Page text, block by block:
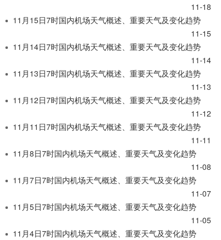
11-18
11月15日7时国内机场天气概述、重要天气及变化趋势
11-15
11月14日7时国内机场天气概述、重要天气及变化趋势
11-14
11月13日7时国内机场天气概述、重要天气及变化趋势
11-13
11月12日7时国内机场天气概述、重要天气及变化趋势
11-12
11月11日7时国内机场天气概述、重要天气及变化趋势
11-11
11月8日7时国内机场天气概述、重要天气及变化趋势
11-08
11月7日7时国内机场天气概述、重要天气及变化趋势
11-07
11月5日7时国内机场天气概述、重要天气及变化趋势
11-05
11月4日7时国内机场天气概述、重要天气及变化趋势